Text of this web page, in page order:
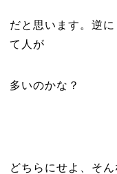
だと思います。逆
て人が
多いのかな？
どちらにせよ、そ